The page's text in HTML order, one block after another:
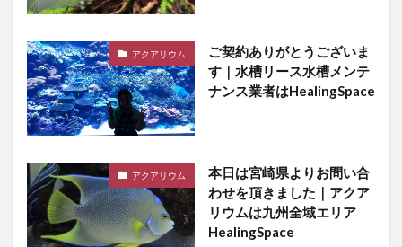
アクアリウム
ご契約ありがとうございま
す｜水槽リース水槽メンテ
ナンス業者はHealingSpace
アクアリウム
本日は宮崎県よりお問い合
わせを頂きました｜アクア
リウムは九州全域エリア
HealingSpace